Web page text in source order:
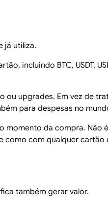
já utiliza.
incluindo BTC, USDT,
ou upgrades. Em vez de
para despesas no
momento da compra. Não é
como com qualquer cartão
também gerar valor.